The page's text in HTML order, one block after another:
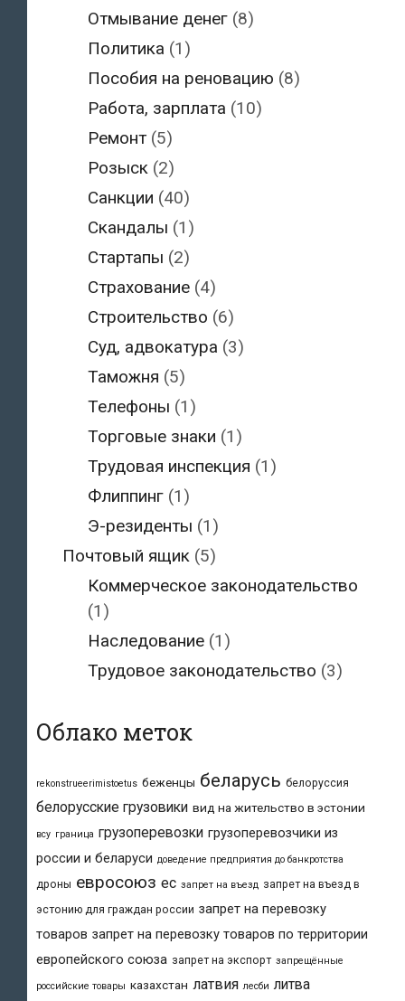
Отмывание денег (8)
Политика (1)
Пособия на реновацию (8)
Работа, зарплата (10)
Ремонт (5)
Розыск (2)
Санкции (40)
Скандалы (1)
Стартапы (2)
Страхование (4)
Строительство (6)
Суд, адвокатура (3)
Таможня (5)
Телефоны (1)
Торговые знаки (1)
Трудовая инспекция (1)
Флиппинг (1)
Э-резиденты (1)
Почтовый ящик(5)
Коммерческое законодательство
(1)
Наследование (1)
Трудовое законодательство (3)
Облако меток
rekonstrueerimistoetus беженцы беларусь белоруссия
белорусские грузовики вид на жительство в эстонии
всу граница грузоперевозки грузоперевозчики из
россии и беларуси доведение предприятия до банкротства
дроны евросоюз ес запрет на въезд запрет на въезд в
эстонию для граждан россии запрет на перевозку
товаров запрет на перевозку товаров по территории
европейского союза запрет на экспорт запрещённые
российские товары казахстан латвия лесби литва